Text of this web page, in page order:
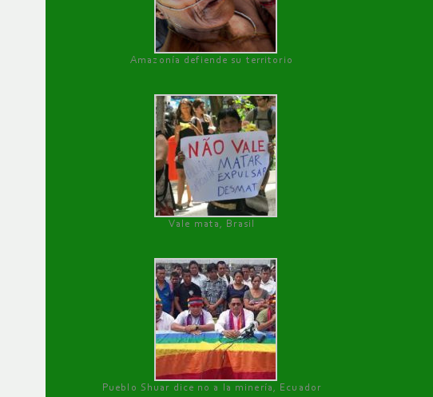
Amazonía defiende su territorio
Vale mata, Brasil
Pueblo Shuar dice no a la minería, Ecuador